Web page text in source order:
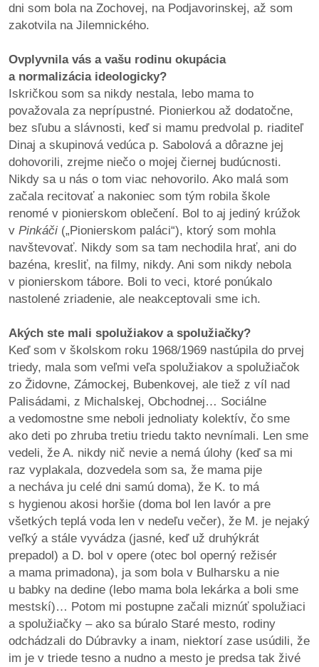
dni som bola na Zochovej, na Podjavorinskej, až som
zakotvila na Jilemnického.
Ovplyvnila vás a vašu rodinu okupácia
a normalizácia ideologicky?
Iskričkou som sa nikdy nestala, lebo mama to
považovala za neprípustné. Pionierkou až dodatočne,
bez sľubu a slávnosti, keď si mamu predvolal p. riaditeľ
Dinaj a skupinová vedúca p. Sabolová a dôrazne jej
dohovorili, zrejme niečo o mojej čiernej budúcnosti.
Nikdy sa u nás o tom viac nehovorilo. Ako malá som
začala recitovať a nakoniec som tým robila škole
renomé v pionierskom oblečení. Bol to aj jediný krúžok
v Pinkáči („Pionierskom paláci“), ktorý som mohla
navštevovať. Nikdy som sa tam nechodila hrať, ani do
bazéna, kresliť, na filmy, nikdy. Ani som nikdy nebola
v pionierskom tábore. Boli to veci, ktoré ponúkalo
nastolené zriadenie, ale neakceptovali sme ich.
Akých ste mali spolužiakov a spolužiačky?
Keď som v školskom roku 1968/1969 nastúpila do prvej
triedy, mala som veľmi veľa spolužiakov a spolužiačok
zo Židovne, Zámockej, Bubenkovej, ale tiež z víl nad
Palisádami, z Michalskej, Obchodnej… Sociálne
a vedomostne sme neboli jednoliaty kolektív, čo sme
ako deti po zhruba tretiu triedu takto nevnímali. Len sme
vedeli, že A. nikdy nič nevie a nemá úlohy (keď sa mi
raz vyplakala, dozvedela som sa, že mama pije
a necháva ju celé dni samú doma), že K. to má
s hygienou akosi horšie (doma bol len lavór a pre
všetkých teplá voda len v nedeľu večer), že M. je nejaký
veľký a stále vyvádza (jasné, keď už druhýkrát
prepadol) a D. bol v opere (otec bol operný režisér
a mama primadona), ja som bola v Bulharsku a nie
u babky na dedine (lebo mama bola lekárka a boli sme
mestskí)… Potom mi postupne začali miznúť spolužiaci
a spolužiačky – ako sa búralo Staré mesto, rodiny
odchádzali do Dúbravky a inam, niektorí zase usúdili, že
im je v triede tesno a nudno a mesto je predsa tak živé